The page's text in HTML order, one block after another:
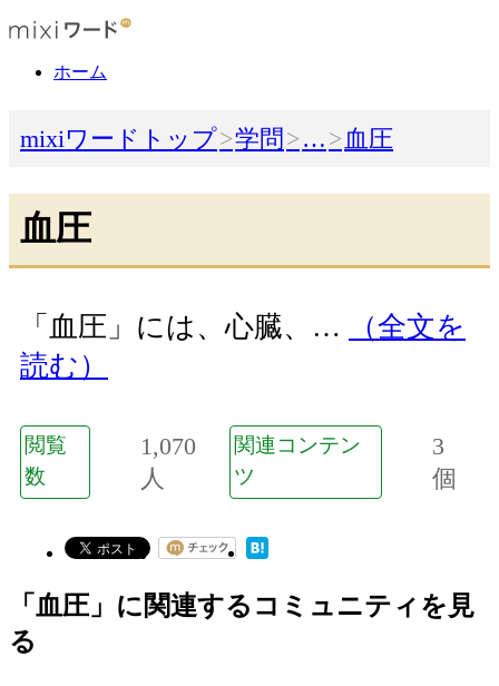
ホーム
mixiワードトップ 学問 … 血圧
血圧
「血圧」には、心臓、…
（全文を
読む）
閲覧
数
1,070
人
関連コンテン
ツ
3
個
「血圧」に関連するコミュニティを見
る